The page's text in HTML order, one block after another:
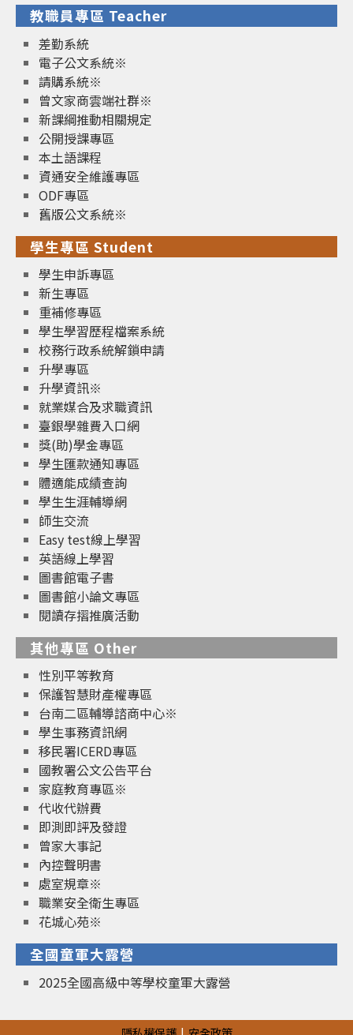
教職員專區 Teacher
差勤系統
電子公文系統※
請購系統※
曾文家商雲端社群※
新課綱推動相關規定
公開授課專區
本土語課程
資通安全維護專區
ODF專區
舊版公文系統※
學生專區 Student
學生申訴專區
新生專區
重補修專區
學生學習歷程檔案系統
校務行政系統解鎖申請
升學專區
升學資訊※
就業媒合及求職資訊
臺銀學雜費入口網
獎(助)學金專區
學生匯款通知專區
體適能成績查詢
學生生涯輔導網
師生交流
Easy test線上學習
英語線上學習
圖書館電子書
圖書館小論文專區
閱讀存摺推廣活動
其他專區 Other
性別平等教育
保護智慧財產權專區
台南二區輔導諮商中心※
學生事務資訊網
移民署ICERD專區
國教署公文公告平台
家庭教育專區※
代收代辦費
即測即評及發證
曾家大事記
內控聲明書
處室規章※
職業安全衛生專區
花城心苑※
全國童軍大露營
2025全國高級中等學校童軍大露營